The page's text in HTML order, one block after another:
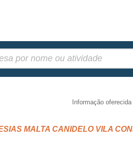
Informação oferecida
MALTA CANIDELO VILA